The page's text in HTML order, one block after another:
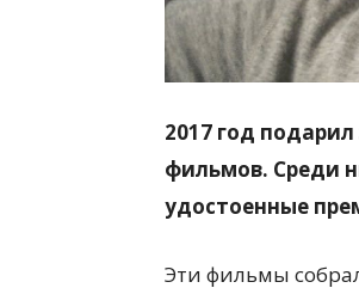
2017 год
фильмов. Среди
удостоенные
Эти фильмы